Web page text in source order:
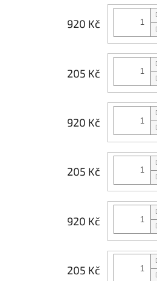
920 Kč
205 Kč
920 Kč
205 Kč
920 Kč
205 Kč